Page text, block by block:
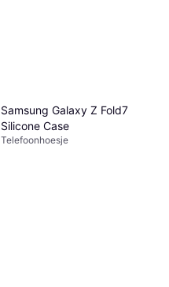
Samsung Galaxy Z Fold7
Silicone Case
Telefoonhoesje